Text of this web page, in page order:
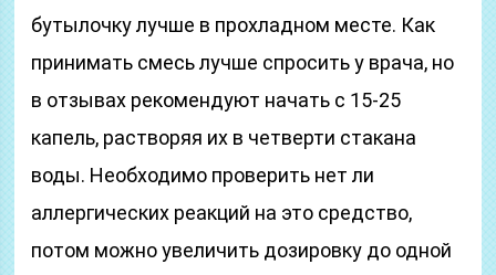
бутылочку лучше в прохладном месте. Как
принимать смесь лучше спросить у врача, но
в отзывах рекомендуют начать с 15-25
капель, растворяя их в четверти стакана
воды. Необходимо проверить нет ли
аллергических реакций на это средство,
потом можно увеличить дозировку до одной